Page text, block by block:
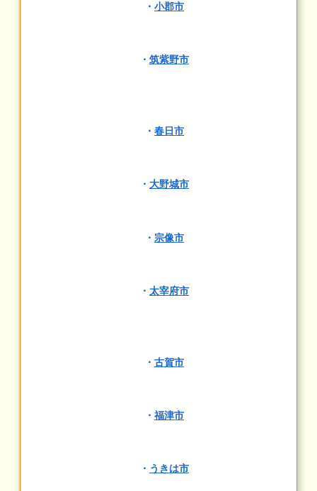
・ 小郡市
・ 筑紫野市
・ 春日市
・ 大野城市
・ 宗像市
・ 太宰府市
・ 古賀市
・ 福津市
・ うきは市